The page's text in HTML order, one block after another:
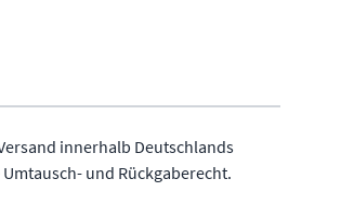
innerhalb Deutschlands
Umtausch- und Rückgaberecht.